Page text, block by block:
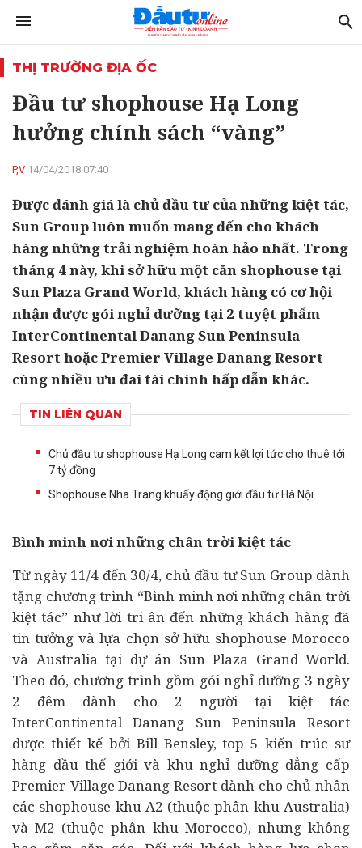
THỊ TRƯỜNG ĐỊA ỐC
Đầu tư shophouse Hạ Long
hưởng chính sách “vàng”
P,V 14/04/2018 07:40
Được đánh giá là chủ đầu tư của những kiệt tác,
Sun Group luôn muốn mang đến cho khách
hàng những trải nghiệm hoàn hảo nhất. Trong
tháng 4 này, khi sở hữu một căn shophouse tại
Sun Plaza Grand World, khách hàng có cơ hội
nhận được gói nghỉ dưỡng tại 2 tuyệt phẩm
InterContinental Danang Sun Peninsula
Resort hoặc Premier Village Danang Resort
cùng nhiều ưu đãi tài chính hấp dẫn khác.
TIN LIÊN QUAN
Chủ đầu tư shophouse Hạ Long cam kết lợi tức cho thuê tới
7 tỷ đồng
Shophouse Nha Trang khuấy động giới đầu tư Hà Nội
Bình minh nơi những chân trời kiệt tác
Từ ngày 11/4 đến 30/4, chủ đầu tưSun Group dành
tặng chương trình “Bình minh nơi những chân trời
kiệt tác” như lời tri ân đến những khách hàng đã
tin tưởng và lựa chọn sở hữu shophouse Morocco
và Australia tại dự án Sun Plaza Grand World.
Theo đó, chương trình gồm gói nghỉ dưỡng 3 ngày
2 đêm dành cho 2 người tại kiệt tác
InterContinental Danang Sun Peninsula Resort
được thiết kế bởi Bill Bensley, top 5 kiến trúc sư
hàng đầu thế giới và khu nghỉ dưỡng đẳng cấp
Premier Village Danang Resort dành cho chủ nhân
các shophouse khu A2 (thuộc phân khu Australia)
và M2 (thuộc phân khu Morocco), nhưng không